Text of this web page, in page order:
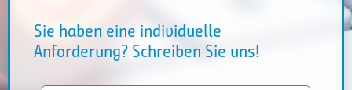
Sie haben eine individuelle
Anforderung? Schreiben Sie uns!